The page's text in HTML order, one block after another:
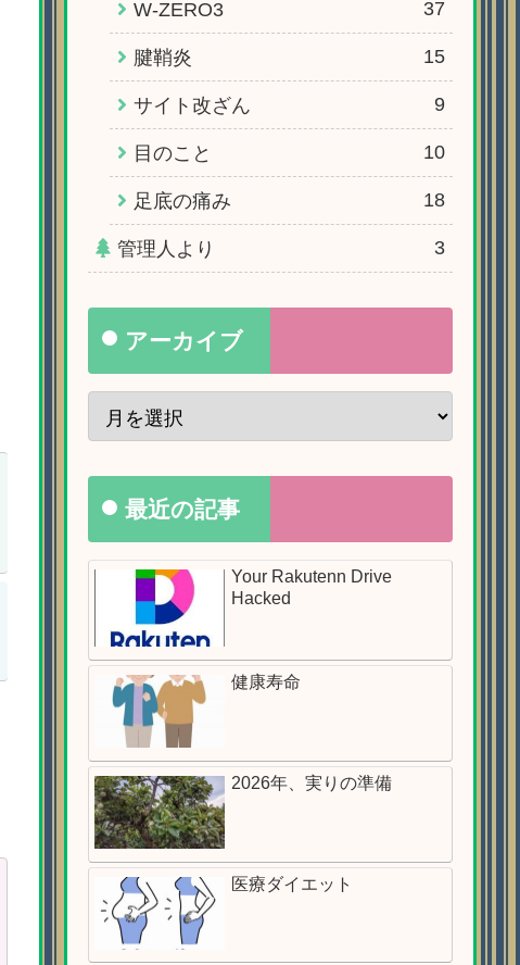
W-ZERO3 37
腱鞘炎 15
サイト改ざん 9
目のこと 10
足底の痛み 18
管理人より 3
アーカイブ
最近の記事
Your Rakutenn Drive
Hacked
健康寿命
2026年、実りの準備
医療ダイエット